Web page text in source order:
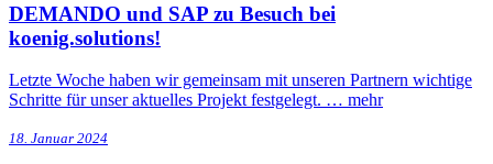
DEMANDO und SAP zu Besuch bei
koenig.solutions!
Letzte Woche haben wir gemeinsam mit unseren Partnern wichtige
Schritte für unser aktuelles Projekt festgelegt. … mehr
18. Januar 2024